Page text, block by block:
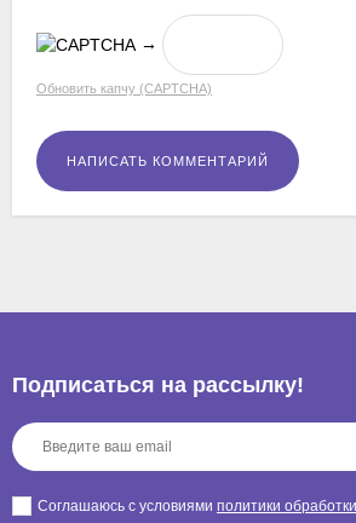
→
Обновить капчу (CAPTCHA)
Подписаться на рассылкy!
Соглашаюсь с условиями политики